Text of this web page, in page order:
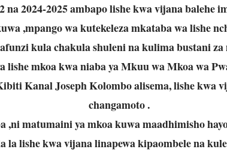
na 2024-2025 ambapo lishe kwa vijana balehe
,mpango wa kutekeleza mkataba wa lishe
kula chakula shuleni na kulima bustani za
lishe mkoa kwa niaba ya Mkuu wa Mkoa wa
Kanal Joseph Kolombo alisema, lishe kwa
changamoto .
,ni matumaini ya mkoa kuwa maadhimisho
la lishe kwa vijana linapewa kipaombele na